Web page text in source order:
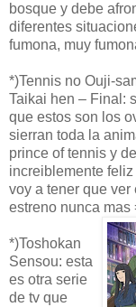
bosque y debe
diferentes
fumona, muy
*)Tennis no Ouji-
Taikai hen – Final:
que estos son los
sierran toda la
prince of tennis y
increiblemente
voy a tener que ver
estreno nunca mas
*)Toshokan
Sensou: esta
es otra serie
de tv que